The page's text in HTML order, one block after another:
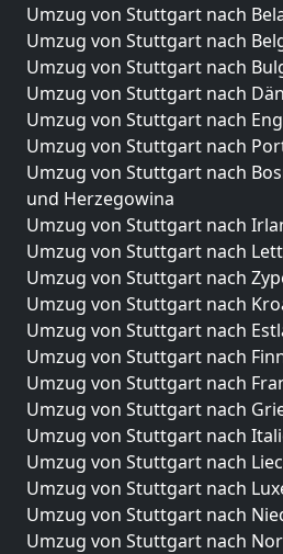
Umzug von Stuttgart nach
Umzug von Stuttgart nach
Umzug von Stuttgart nach
Umzug von Stuttgart nach
Umzug von Stuttgart nach
Umzug von Stuttgart nach
Umzug von Stuttgart nach
und Herzegowina
Umzug von Stuttgart nach
Umzug von Stuttgart nach
Umzug von Stuttgart nach
Umzug von Stuttgart nach
Umzug von Stuttgart nach
Umzug von Stuttgart nach
Umzug von Stuttgart nach
Umzug von Stuttgart nach
Umzug von Stuttgart nach
Umzug von Stuttgart nach
Umzug von Stuttgart nach
Umzug von Stuttgart nach
Umzug von Stuttgart nach